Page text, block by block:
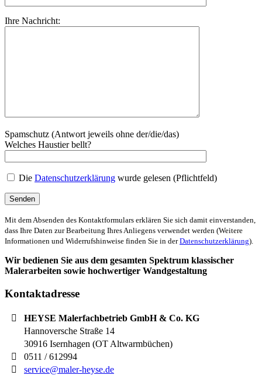
Ihre Nachricht:
Spamschutz (Antwort jeweils ohne der/die/das)
Welches Haustier bellt?
Die Datenschutzerklärung wurde gelesen (Pflichtfeld)
Mit dem Absenden des Kontaktformulars erklären Sie sich damit einverstanden,
dass Ihre Daten zur Bearbeitung Ihres Anliegens verwendet werden (Weitere
Informationen und Widerrufshinweise finden Sie in derDatenschutzerklärung).
Wir bedienen Sie aus dem gesamten Spektrum klassischer
Malerarbeiten sowie hochwertiger Wandgestaltung
Kontaktadresse
HEYSE Malerfachbetrieb GmbH & Co. KG
Hannoversche Straße 14
30916 Isernhagen (OT Altwarmbüchen)
0511 / 612994
service@maler-heyse.de